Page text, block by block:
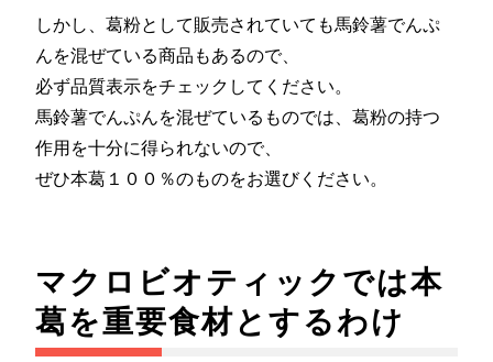
しかし、葛粉として販売されていても馬鈴薯でんぷ
んを混ぜている商品もあるので、
必ず品質表示をチェックしてください。
馬鈴薯でんぷんを混ぜているものでは、葛粉の持つ
作用を十分に得られないので、
ぜひ本葛１００％のものをお選びください。
マクロビオティックでは本
葛を重要食材とするわけ